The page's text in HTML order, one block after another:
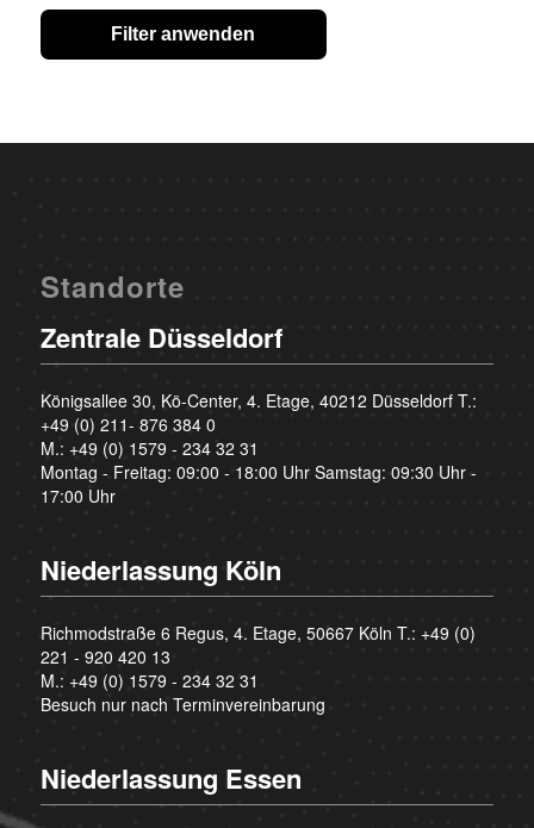
Filter anwenden
Standorte
Zentrale Düsseldorf
Königsallee 30, Kö-Center, 4. Etage, 40212 Düsseldorf T.:
+49 (0) 211- 876 384 0
M.: +49 (0) 1579 - 234 32 31
Montag - Freitag: 09:00 - 18:00 Uhr Samstag: 09:30 Uhr -
17:00 Uhr
Niederlassung Köln
Richmodstraße 6 Regus, 4. Etage, 50667 Köln T.: +49 (0)
221 - 920 420 13
M.: +49 (0) 1579 - 234 32 31
Besuch nur nach Terminvereinbarung
Niederlassung Essen